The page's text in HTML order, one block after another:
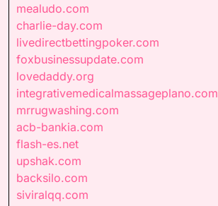
mealudo.com
charlie-day.com
livedirectbettingpoker.com
foxbusinessupdate.com
lovedaddy.org
integrativemedicalmassageplano.com
mrrugwashing.com
acb-bankia.com
flash-es.net
upshak.com
backsilo.com
siviralqq.com